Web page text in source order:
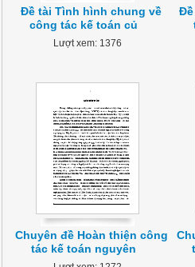
Đề tài Tình hình chung về
công tác kế toán củ
Lượt xem: 1376
Chuyên đề Hoàn thiện công
tác kế toán nguyên